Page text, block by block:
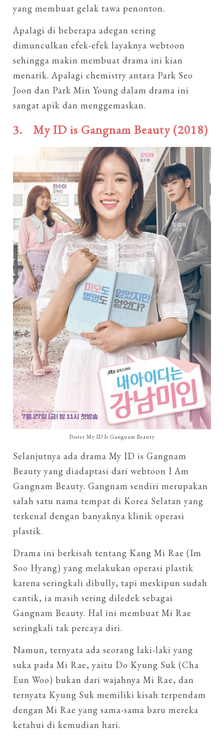
yang membuat gelak tawa penonton.
Apalagi di beberapa adegan sering
dimunculkan efek-efek layaknya webtoon
sehingga makin membuat drama ini kian
menarik. Apalagi chemistry antara Park Seo
Joon dan Park Min Young dalam drama ini
sangat apik dan menggemaskan.
3. My ID is Gangnam Beauty (2018)
Poster My ID Is Gangnam Beauty
Selanjutnya ada drama My ID is Gangnam
Beauty yang diadaptasi dari webtoon I Am
Gangnam Beauty. Gangnam sendiri merupakan
salah satu nama tempat di Korea Selatan yang
terkenal dengan banyaknya klinik operasi
plastik.
Drama ini berkisah tentang Kang Mi Rae (Im
Soo Hyang) yang melakukan operasi plastik
karena seringkali dibully, tapi meskipun sudah
cantik, ia masih sering diledek sebagai
Gangnam Beauty. Hal ini membuat Mi Rae
seringkali tak percaya diri.
Namun, ternyata ada seorang laki-laki yang
suka pada Mi Rae, yaitu Do Kyung Suk (Cha
Eun Woo) bukan dari wajahnya Mi Rae, dan
ternyata Kyung Suk memiliki kisah terpendam
dengan Mi Rae yang sama-sama baru mereka
ketahui di kemudian hari.